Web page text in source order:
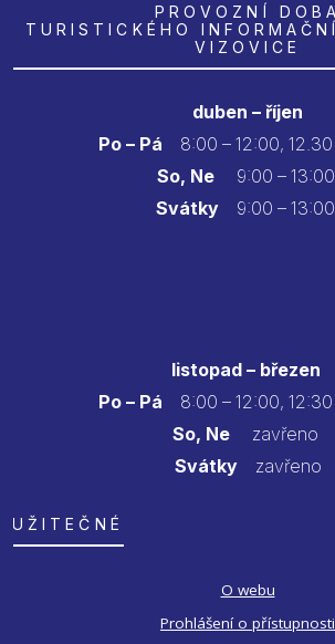
PROVOZNÍ DOBA
TURISTICKÉHO
VIZOVICE
duben – říjen
Po – Pá
8:00 – 12:00, 12.30
So, Ne9:00 – 13:00
Svátky 9:00 – 13:00
listopad – březen
Po – Pá 8:00 – 12:00, 12:30
So, Ne zavřeno
Svátkyzavřeno
UŽITEČNÉ
O webu
Prohlášení o přístupnosti